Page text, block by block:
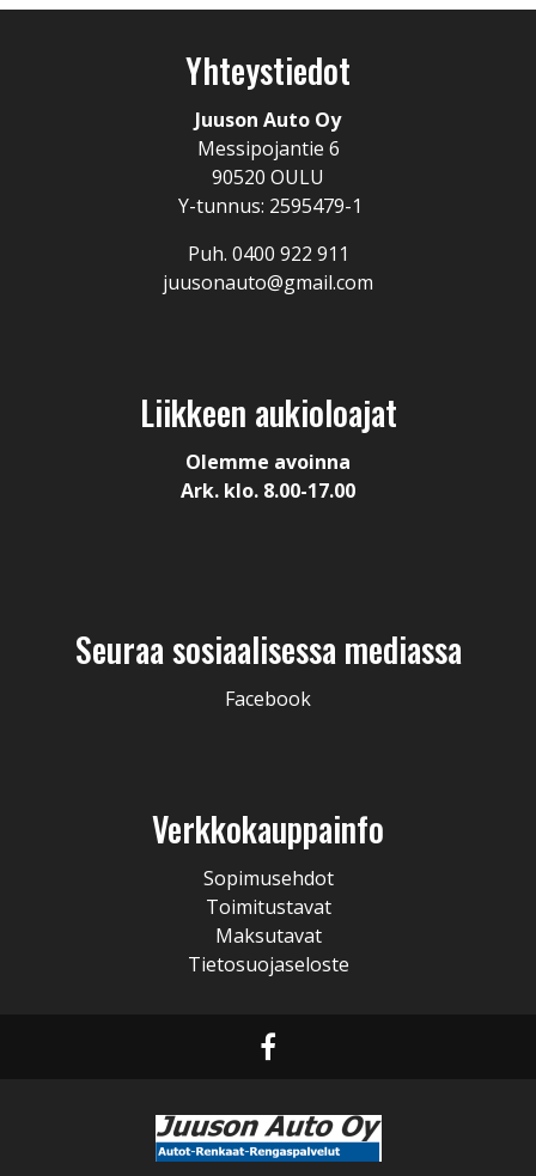
Yhteystiedot
Juuson Auto Oy
Messipojantie 6
90520 OULU
Y-tunnus: 2595479-1
Puh. 0400 922 911
juusonauto@gmail.com
Liikkeen aukioloajat
Olemme avoinna
Ark. klo. 8.00-17.00
Seuraa sosiaalisessa mediassa
Facebook
Verkkokauppainfo
Sopimusehdot
Toimitustavat
Maksutavat
Tietosuojaseloste